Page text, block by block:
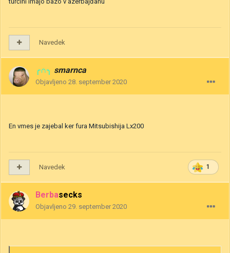
Navedek
╭∩╮ smarnca
Objavljeno 28. september 2020
En vmes je zajebal ker fura Mitsubishija Lx200
1
Navedek
Berbasecks
Objavljeno 29. september 2020